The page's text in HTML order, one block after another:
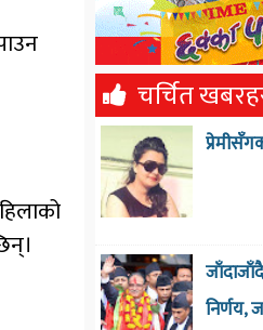
चर्चित
निर्णय,